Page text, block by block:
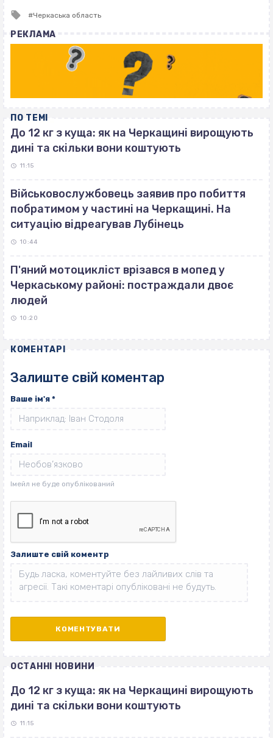
Tagged
Черкаська область
РЕКЛАМА
ПО ТЕМІ
До 12 кг з куща: як на Черкащині вирощують
дині та скільки вони коштують
11:15
Військовослужбовець заявив про побиття
побратимом у частині на Черкащині. На
ситуацію відреагував Лубінець
10:44
П'яний мотоцикліст врізався в мопед у
Черкаському районі: постраждали двоє
людей
10:20
КОМЕНТАРІ
Залиште свій коментар
Ваше ім'я *
Email
Залиште свій коментр
ОСТАННІ НОВИНИ
До 12 кг з куща: як на Черкащині вирощують
дині та скільки вони коштують
11:15